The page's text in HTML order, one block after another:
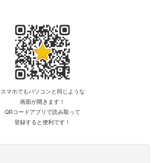
スマホでもパソコンと同じような
画面が開きます！
QRコードアプリで読み取って
登録すると便利です！